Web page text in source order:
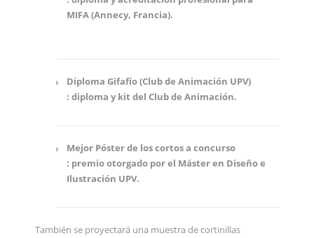
MIFA (Annecy, Francia).
Diploma Gifafío (Club de Animación UPV)
: diploma y kit del Club de Animación.
Mejor Póster de los cortos a concurso
: premio otorgado por el Máster en Diseño e
Ilustración UPV.
También se proyectará una muestra de cortinillas